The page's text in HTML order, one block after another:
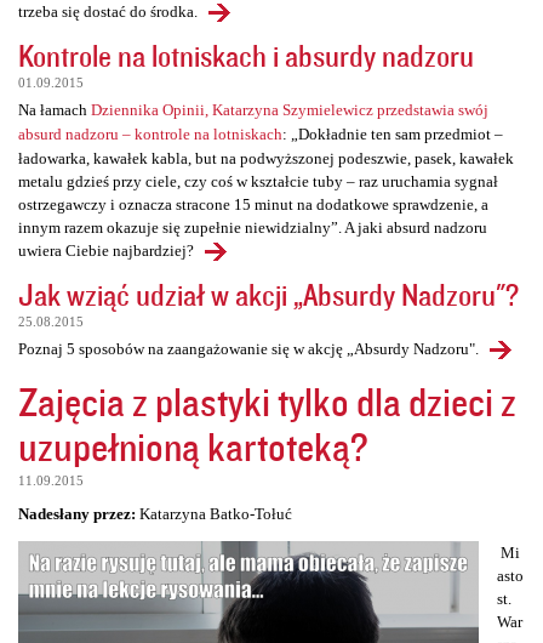
trzeba się dostać do środka.
Kontrole na lotniskach i absurdy nadzoru
01.09.2015
Na łamach Dziennika Opinii, Katarzyna Szymielewicz przedstawia swój
absurd nadzoru – kontrole na lotniskach: „Dokładnie ten sam przedmiot –
ładowarka, kawałek kabla, but na podwyższonej podeszwie, pasek, kawałek
metalu gdzieś przy ciele, czy coś w kształcie tuby – raz uruchamia sygnał
ostrzegawczy i oznacza stracone 15 minut na dodatkowe sprawdzenie, a
innym razem okazuje się zupełnie niewidzialny”. A jaki absurd nadzoru
uwiera Ciebie najbardziej?
Jak wziąć udział w akcji „Absurdy Nadzoru"?
25.08.2015
Poznaj 5 sposobów na zaangażowanie się w akcję „Absurdy Nadzoru".
Zajęcia z plastyki tylko dla dzieci z
uzupełnioną kartoteką?
11.09.2015
Nadesłany przez: Katarzyna Batko-Tołuć
Mi
asto
st.
War